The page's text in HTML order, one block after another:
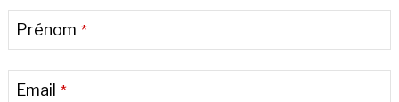
Prénom *
Email *